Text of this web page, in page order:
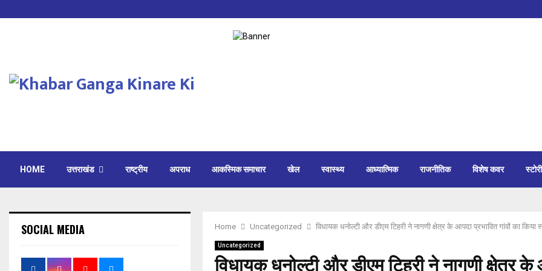
HOME उत्तराखंड राष्ट्रीय अपराध आकस्मिक समाचार खेल स्वास्थ्य आध्यात्मिक राजनीतिक विशेष कवर स्टोरी
Home Uncategorized विधायक धनोल्टी और डीएम टिहरी ने नागणी क्षेत्र के आपदा प्रभावित गांवों का किया
Uncategorized
SOCIAL MEDIA